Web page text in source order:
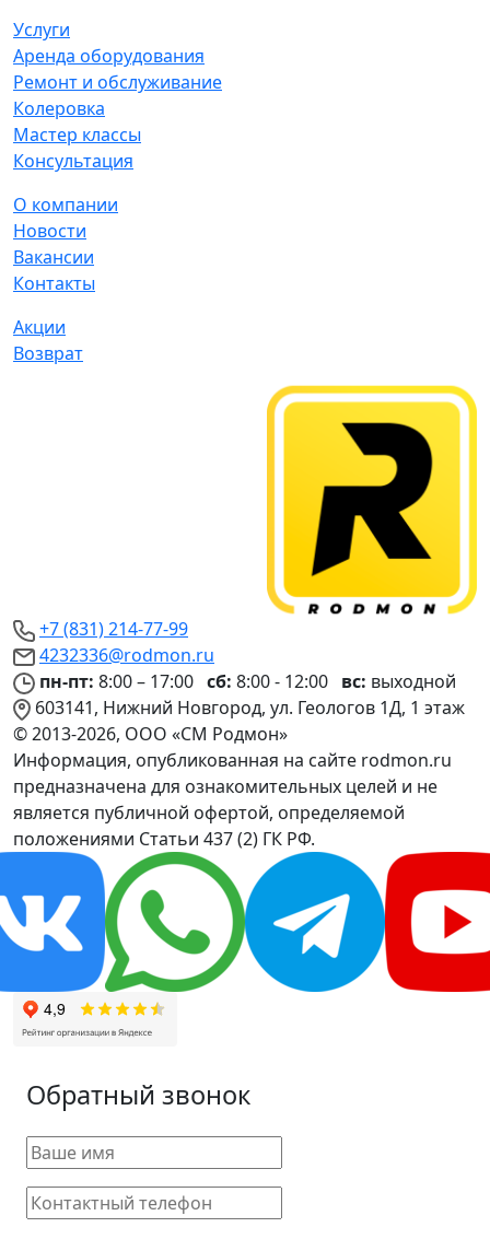
Услуги
Аренда оборудования
Ремонт и обслуживание
Колеровка
Мастер классы
Консультация
О компании
Новости
Вакансии
Контакты
Акции
Возврат
+7 (831) 214-77-99
4232336@rodmon.ru
пн-пт: 8:00 – 17:00 сб: 8:00 - 12:00 вс: выходной
603141, Нижний Новгород, ул. Геологов 1Д, 1 этаж
© 2013-2026, ООО «СМ Родмон»
Информация, опубликованная на сайте rodmon.ru
предназначена для ознакомительных целей и не
является публичной офертой, определяемой
положениями Статьи 437 (2) ГК РФ.
Обратный звонок